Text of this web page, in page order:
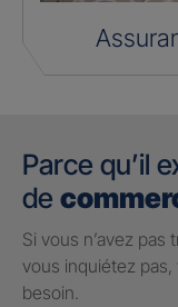
Parce qu’il
de
Si vous n’avez pas
vous inquiétez
besoin.